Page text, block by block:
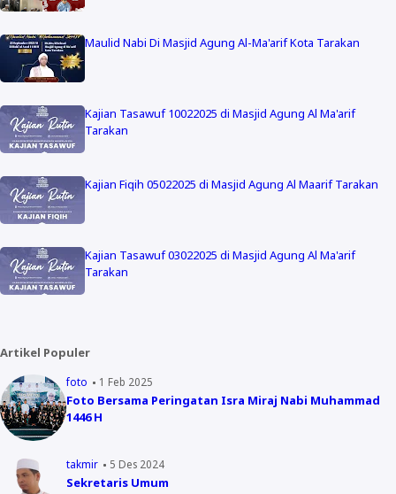
Maulid Nabi Di Masjid Agung Al-Ma'arif Kota Tarakan
Kajian Tasawuf 10022025 di Masjid Agung Al Ma'arif
Tarakan
Kajian Fiqih 05022025 di Masjid Agung Al Maarif Tarakan
Kajian Tasawuf 03022025 di Masjid Agung Al Ma'arif
Tarakan
Artikel Populer
foto 1 Feb 2025
Foto Bersama Peringatan Isra Miraj Nabi Muhammad
1446 H
takmir 5 Des 2024
Sekretaris Umum